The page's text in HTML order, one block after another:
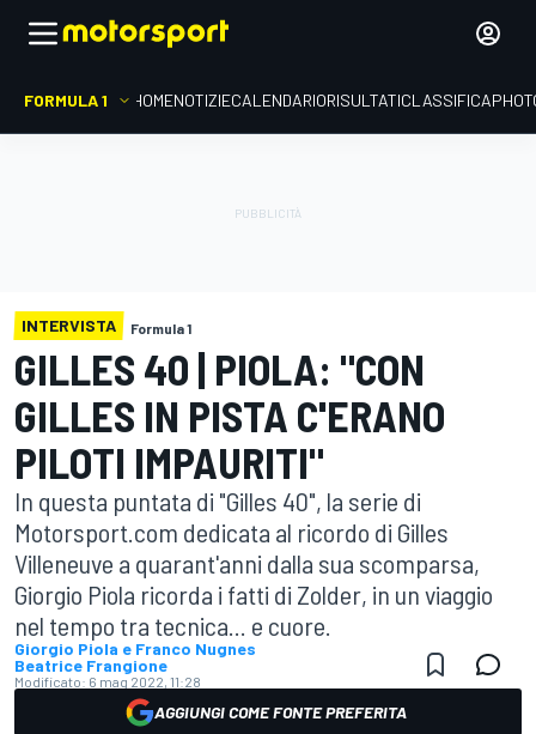
FORMULA 1 HOMENOTIZIECALENDARIORISULTATICLASSIFICA
INTERVISTA Formula 1
GILLES 40 | PIOLA: "CON
GILLES IN PISTA C'ERANO
PILOTI IMPAURITI"
In questa puntata di "Gilles 40", la serie di
Motorsport.com dedicata al ricordo di Gilles
Villeneuve a quarant'anni dalla sua scomparsa,
Giorgio Piola ricorda i fatti di Zolder, in un viaggio
nel tempo tra tecnica... e cuore.
Giorgio Piola e Franco Nugnes
Beatrice Frangione
Modificato: 6 mag 2022, 11:28
AGGIUNGI COME FONTE PREFERITA